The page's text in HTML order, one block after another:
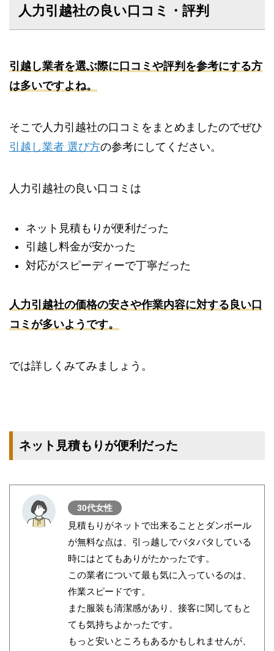
人力引越社の良い口コミ・評判
引越し業者を選ぶ際に口コミや評判を参考にする方
は多いですよね。
そこで人力引越社の口コミをまとめましたのでぜひ
引越し業者 選び方の参考にしてください。
人力引越社の良い口コミは
ネット見積もりが便利だった
引越し料金が安かった
対応がスピーディーで丁寧だった
人力引越社の価格の安さや作業内容に対する良い口
コミが多いようです。
では詳しくみてみましょう。
ネット見積もりが便利だった
30代女性
見積もりがネットで出来ることとダンボール
が無料な点は、引っ越しでバタバタしている
時にはとてもありがたかったです。
この業者について最も気に入っているのは、
作業スピードです。
また服装も清潔感があり、接客に関してもと
ても気持ちよかったです。
もっと安いところもあるかもしれませんが、